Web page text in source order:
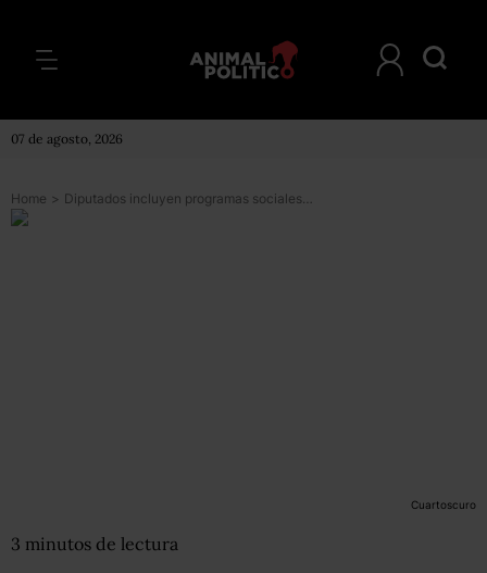
07 de agosto, 2026
Home > Diputados incluyen programas sociales en la Constitución; AMLO critica al PAN por votar en contra
Cuartoscuro
3 minutos de lectura